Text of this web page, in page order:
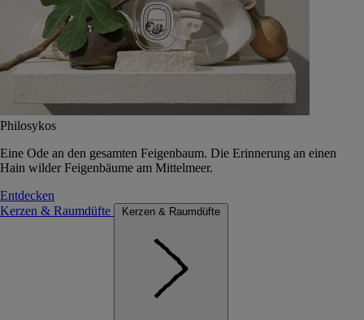
Philosykos
Eine Ode an den gesamten Feigenbaum. Die Erinnerung an einen
Hain wilder Feigenbäume am Mittelmeer.
Entdecken
Kerzen & Raumdüfte
Kerzen & Raumdüfte